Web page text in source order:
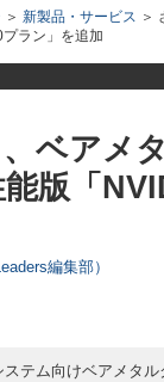
＞ 新製品・サービス ＞
ラン」を追加
ベアメ
能版「
編集部）
テム向けベアメタル